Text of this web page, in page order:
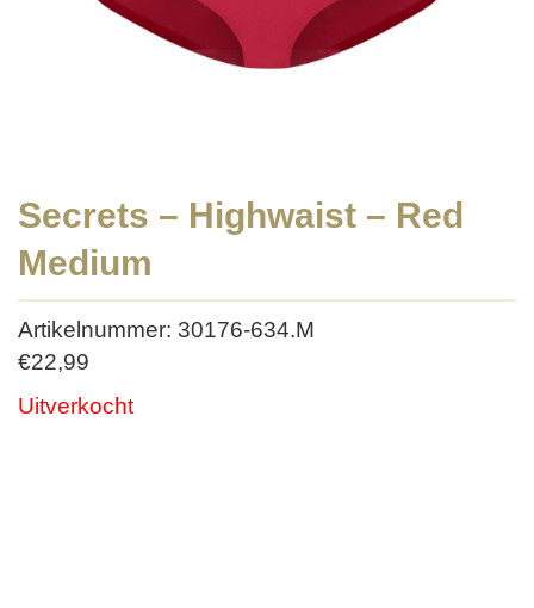
Secrets – Highwaist – Red
Medium
Artikelnummer: 30176-634.M
€22,99
Uitverkocht